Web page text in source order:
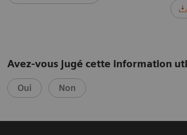
Avez-vous jugé cette information
Oui Non